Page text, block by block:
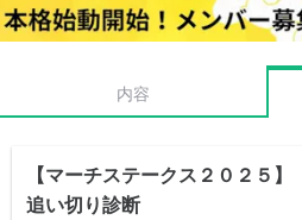
内容
【マーチステークス２０２５】
追い切り診断